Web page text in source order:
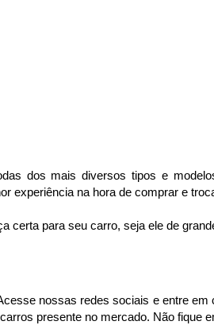
dos mais diversos tipos e
experiência na hora de comprar e
para seu carro, seja ele de
nossas redes sociais e entre
presente no mercado. Não fique